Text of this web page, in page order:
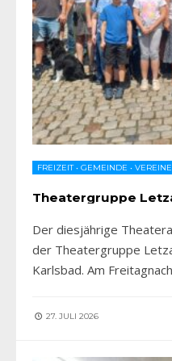
FREIZEIT• GEMEINDE • VEREINE
Theatergruppe
Der diesjährige
der Theatergruppe
Karlsbad. Am
27. JULI 2026